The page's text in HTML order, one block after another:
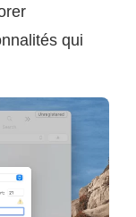
qui